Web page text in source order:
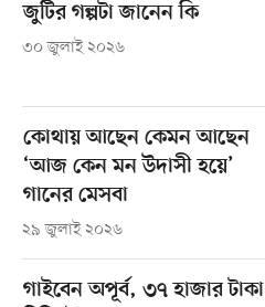
জুটির গল্পটা জানেন কি
৩০ জুলাই ২০২৬
কোথায় আছেন কেমন আছেন
‘আজ কেন মন উদাসী হয়ে’
গানের মেসবা
২৯ জুলাই ২০২৬
গাইবেন অপূর্ব, ৩৭ হাজার টাকা